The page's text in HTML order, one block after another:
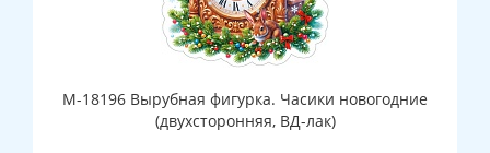
М-18196 Вырубная фигурка. Часики новогодние
(двухсторонняя, ВД-лак)